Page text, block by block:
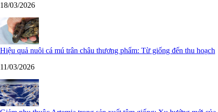
18/03/2026
Hiệu quả nuôi cá mú trân châu thương phẩm: Từ giống đến thu hoạch
11/03/2026